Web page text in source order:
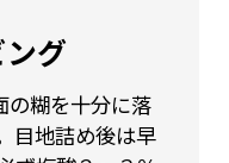
ング
の糊を十分に落
目地詰め後は早